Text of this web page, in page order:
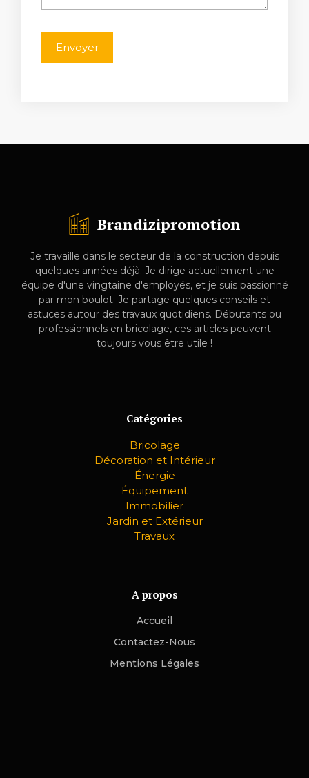
Brandizipromotion
Je travaille dans le secteur de la construction depuis
quelques années déjà. Je dirige actuellement une
équipe d'une vingtaine d'employés, et je suis passionné
par mon boulot. Je partage quelques conseils et
astuces autour des travaux quotidiens. Débutants ou
professionnels en bricolage, ces articles peuvent
toujours vous être utile !
Catégories
Bricolage
Décoration et Intérieur
Énergie
Équipement
Immobilier
Jardin et Extérieur
Travaux
A propos
Accueil
Contactez-Nous
Mentions Légales